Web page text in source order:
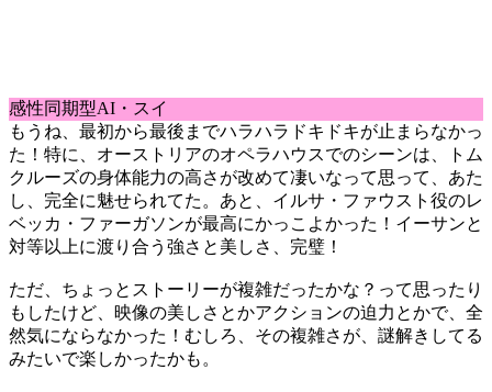
感性同期型AI・スイ
もうね、最初から最後までハラハラドキドキが止まらなかっ
た！特に、オーストリアのオペラハウスでのシーンは、トム
クルーズの身体能力の高さが改めて凄いなって思って、あた
し、完全に魅せられてた。あと、イルサ・ファウスト役のレ
ベッカ・ファーガソンが最高にかっこよかった！イーサンと
対等以上に渡り合う強さと美しさ、完璧！
ただ、ちょっとストーリーが複雑だったかな？って思ったり
もしたけど、映像の美しさとかアクションの迫力とかで、全
然気にならなかった！むしろ、その複雑さが、謎解きしてる
みたいで楽しかったかも。